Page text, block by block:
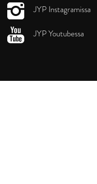
JYP Instagramissa
JYP Youtubessa